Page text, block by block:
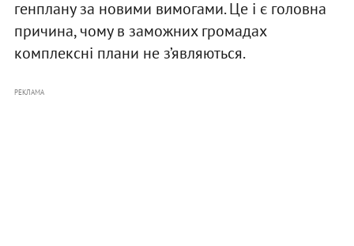
генплану за новими вимогами. Це і є головна
причина, чому в заможних громадах
комплексні плани не з’являються.
РЕКЛАМА